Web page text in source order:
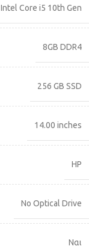
Intel Core i5 10th Gen
8GB DDR4
256 GB SSD
14.00 inches
HP
No Optical Drive
Ναι